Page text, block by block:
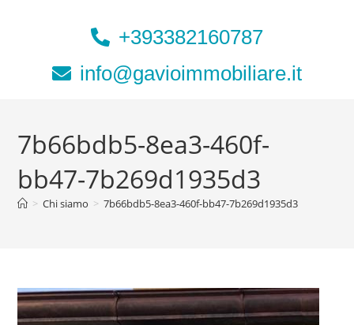
+393382160787
info@gavioimmobiliare.it
7b66bdb5-8ea3-460f-
bb47-7b269d1935d3
> Chi siamo > 7b66bdb5-8ea3-460f-bb47-7b269d1935d3